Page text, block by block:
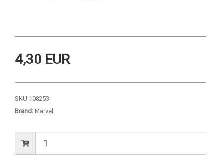
4,30 EUR
SKU:108253
Brand: Marvel